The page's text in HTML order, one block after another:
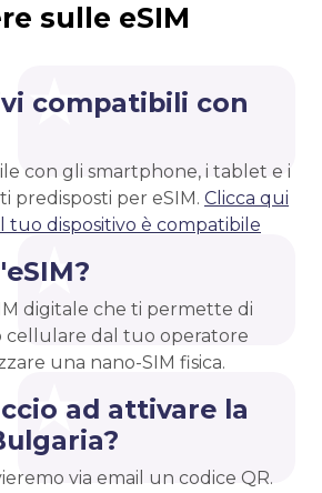
sulle eSIM
compatibili con
con gli smartphone, i tablet e i
predisposti per eSIM. Clicca qui
tuo dispositivo è compatibile
digitale che ti permette di
cellulare dal tuo operatore
una nano-SIM fisica.
ad attivare la
via email un codice QR.